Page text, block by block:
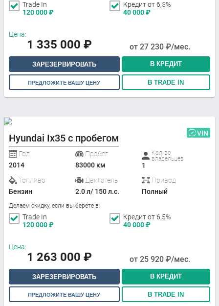
Trade In
120 000₽
Кредит от 6,5%
40 000₽
Цена:
1 335 000 ₽ от 27 230 ₽/мес.
ЗАРЕЗЕРВИРОВАТЬ В КРЕДИТ
ПРЕДЛОЖИТЕ ВАШУ ЦЕНУ В TRADE IN
Hyundai Ix35 с пробегом VIN
Год
2014
Пробег
83000 км
Кол-во
владельцев
1
Топливо
Бензин
Двигатель
2.0 л/ 150 л.с.
Привод
Полный
Делаем скидку, если вы берете в:
Trade In
120 000₽
Кредит от 6,5%
40 000₽
Цена:
1 263 000 ₽ от 25 920 ₽/мес.
ЗАРЕЗЕРВИРОВАТЬ В КРЕДИТ
ПРЕДЛОЖИТЕ ВАШУ ЦЕНУ В TRADE IN